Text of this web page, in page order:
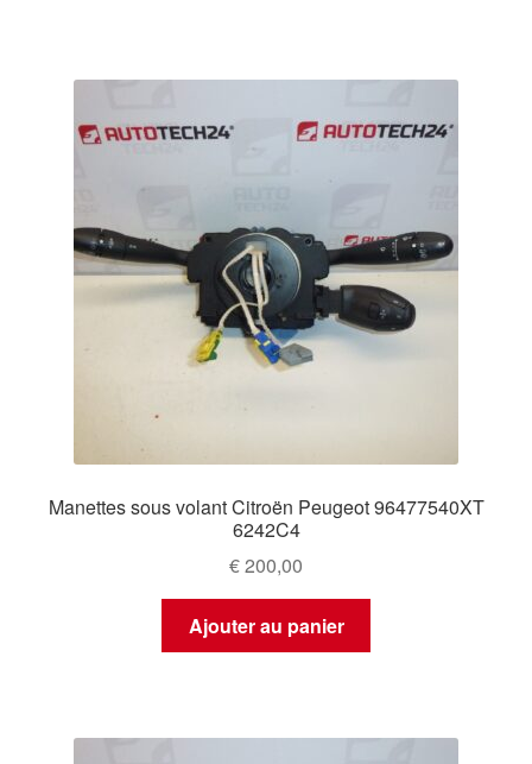
Manettes sous volant Citroën Peugeot 96477540XT
6242C4
€200,00
Ajouter au panier